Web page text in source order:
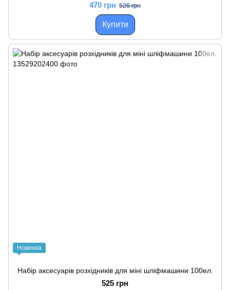
470 грн 526 грн
Купити
Новинка
Набір аксесуарів розхідників для міні шліфмашини 100ел.
525 грн